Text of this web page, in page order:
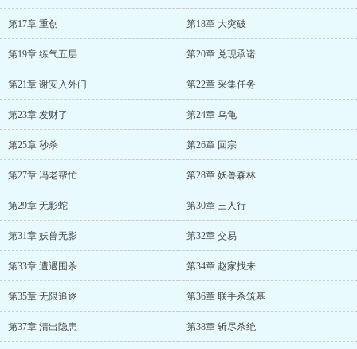
第17章 重创 第18章 大突破
第19章 练气五层 第20章 兑现承诺
第21章 谢安入外门 第22章 采集任务
第23章 发财了 第24章 乌龟
第25章 秒杀 第26章 回宗
第27章 冯老帮忙 第28章 妖兽森林
第29章 无影蛇 第30章 三人行
第31章 妖兽无影 第32章 交易
第33章 遭遇围杀 第34章 赵家找来
第35章 无限追逐 第36章 联手杀筑基
第37章 清出隐患 第38章 斩尽杀绝